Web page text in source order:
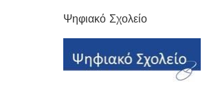
Ψηφιακό Σχολείο